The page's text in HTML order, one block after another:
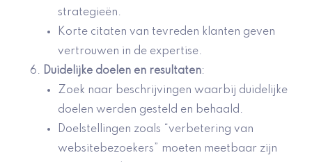
strategieën.
Korte citaten van tevreden klanten geven
vertrouwen in de expertise.
Duidelijke doelen en resultaten:
Zoek naar beschrijvingen waarbij duidelijke
doelen werden gesteld en behaald.
Doelstellingen zoals “verbetering van
websitebezoekers” moeten meetbaar zijn